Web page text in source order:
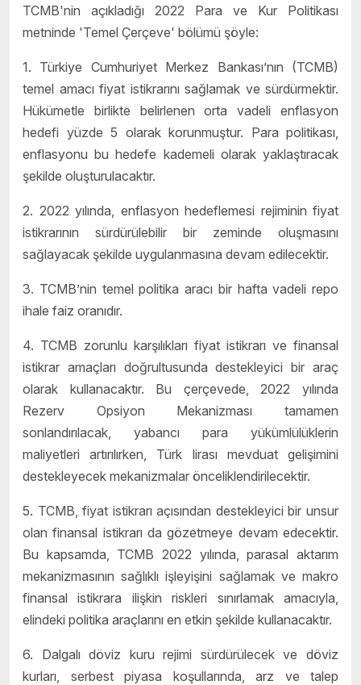
TCMB'nin açıkladığı 2022 Para ve Kur Politikası
metninde 'Temel Çerçeve' bölümü şöyle:
1. Türkiye Cumhuriyet Merkez Bankası’nın (TCMB)
temel amacı fiyat istikrarını sağlamak ve sürdürmektir.
Hükümetle birlikte belirlenen orta vadeli enflasyon
hedefi yüzde 5 olarak korunmuştur. Para politikası,
enflasyonu bu hedefe kademeli olarak yaklaştıracak
şekilde oluşturulacaktır.
2. 2022 yılında, enflasyon hedeflemesi rejiminin fiyat
istikrarının sürdürülebilir bir zeminde oluşmasını
sağlayacak şekilde uygulanmasına devam edilecektir.
3. TCMB’nin temel politika aracı bir hafta vadeli repo
ihale faiz oranıdır.
4. TCMB zorunlu karşılıkları fiyat istikrarı ve finansal
istikrar amaçları doğrultusunda destekleyici bir araç
olarak kullanacaktır. Bu çerçevede, 2022 yılında
Rezerv Opsiyon Mekanizması tamamen
sonlandırılacak, yabancı para yükümlülüklerin
maliyetleri artırılırken, Türk lirası mevduat gelişimini
destekleyecek mekanizmalar önceliklendirilecektir.
5. TCMB, fiyat istikrarı açısından destekleyici bir unsur
olan finansal istikrarı da gözetmeye devam edecektir.
Bu kapsamda, TCMB 2022 yılında, parasal aktarım
mekanizmasının sağlıklı işleyişini sağlamak ve makro
finansal istikrara ilişkin riskleri sınırlamak amacıyla,
elindeki politika araçlarını en etkin şekilde kullanacaktır.
6. Dalgalı döviz kuru rejimi sürdürülecek ve döviz
kurları, serbest piyasa koşullarında, arz ve talep